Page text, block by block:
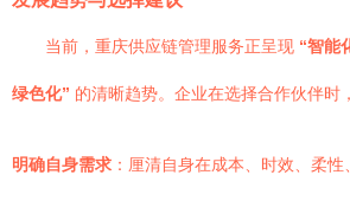
当前，重庆供应链管理服务正呈现 “智能
绿色化” 的清晰趋势。企业在选择合作伙伴时
明确自身需求 ：厘清自身在成本、时效、柔